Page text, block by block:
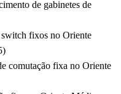
de gabinetes de
switch fixos no Oriente
comutação fixa no Oriente